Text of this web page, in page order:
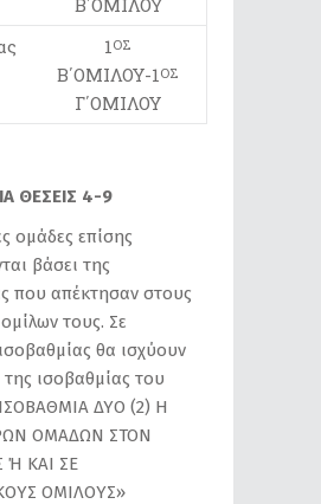
Β΄ΟΜΙΛΟΥ
1ΟΣ
Β΄ΟΜΙΛΟΥ-1ΟΣ
Γ΄ΟΜΙΛΟΥ
ΘΕΣΕΙΣ 4-9
ομάδες επίσης
βάσει της
που απέκτησαν στους
τους. Σε
θα ισχύουν
της ισοβαθμίας του
ΔΥΟ (2) Η
ΟΜΑΔΩΝ ΣΤΟΝ
Ή ΚΑΙ ΣΕ
ΟΜΙΛΟΥΣ»